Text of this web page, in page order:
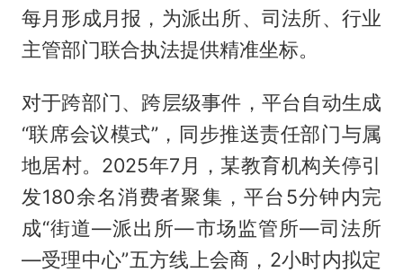
每月形成月报，为派出所、司法所、行业
主管部门联合执法提供精准坐标。
对于跨部门、跨层级事件，平台自动生成
“联席会议模式”，同步推送责任部门与属
地居村。2025年7月，某教育机构关停引
发180余名消费者聚集，平台5分钟内完
成“街道—派出所—市场监管所—司法所
—受理中心”五方线上会商，2小时内拟定